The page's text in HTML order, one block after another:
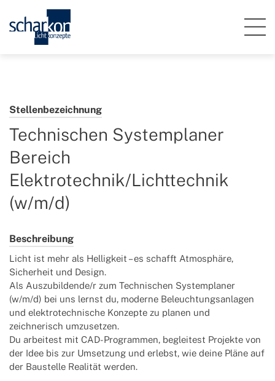
Stellenbezeichnung
Technischen Systemplaner
Bereich
Elektrotechnik/Lichttechnik
(w/m/d)
Beschreibung
Licht ist mehr als Helligkeit – es schafft Atmosphäre,
Sicherheit und Design.
Als Auszubildende/r zum Technischen Systemplaner
(w/m/d) bei uns lernst du, moderne Beleuchtungsanlagen
und elektrotechnische Konzepte zu planen und
zeichnerisch umzusetzen.
Du arbeitest mit CAD-Programmen, begleitest Projekte von
der Idee bis zur Umsetzung und erlebst, wie deine Pläne auf
der Baustelle Realität werden.